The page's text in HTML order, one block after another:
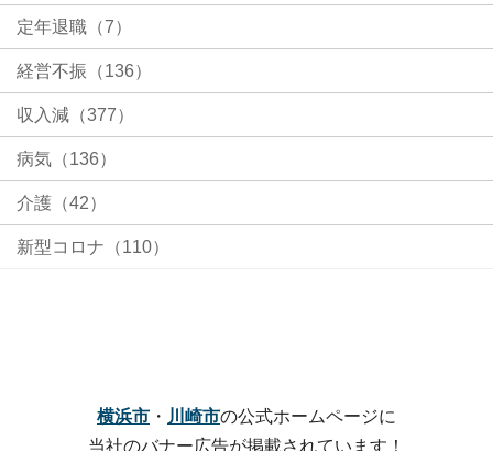
定年退職（7）
経営不振（136）
収入減（377）
病気（136）
介護（42）
新型コロナ（110）
横浜市 ・ 川崎市の公式ホームページに
当社のバナー広告が掲載されています！